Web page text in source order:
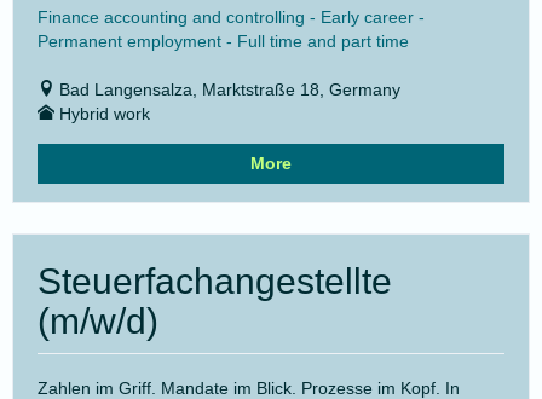
Finance accounting and controlling - Early career -
Permanent employment - Full time and part time
Bad Langensalza, Marktstraße 18, Germany
Hybrid work
More
Steuerfachangestellte
(m/w/d)
Zahlen im Griff. Mandate im Blick. Prozesse im Kopf. In